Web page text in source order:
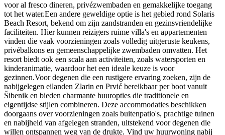
voor al fresco dineren, privézwembaden en gemakkelijke toegang
tot het water.Een andere geweldige optie is het gebied rond Solaris
Beach Resort, bekend om zijn zandstranden en gezinsvriendelijke
faciliteiten. Hier kunnen reizigers ruime villa's en appartementen
vinden die vaak voorzieningen zoals volledig uitgeruste keukens,
privébalkons en gemeenschappelijke zwembaden omvatten. Het
resort biedt ook een scala aan activiteiten, zoals watersporten en
kinderanimatie, waardoor het een ideale keuze is voor
gezinnen.Voor degenen die een rustigere ervaring zoeken, zijn de
nabijgelegen eilanden Zlarin en Prvić bereikbaar per boot vanuit
Šibenik en bieden charmante huuropties die traditionele en
eigentijdse stijlen combineren. Deze accommodaties beschikken
doorgaans over voorzieningen zoals buitenpatio's, prachtige tuinen
en nabijheid van afgelegen stranden, uitstekend voor degenen die
willen ontspannen weg van de drukte. Vind uw huurwoning nabij